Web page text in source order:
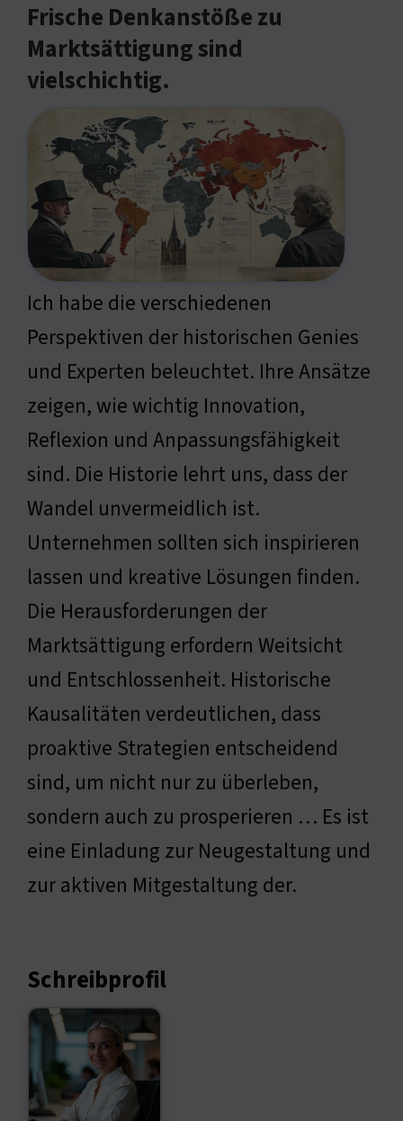
Frische Denkanstöße zu
Marktsättigung sind
vielschichtig.
Ich habe die verschiedenen
Perspektiven der historischen Genies
und Experten beleuchtet. Ihre Ansätze
zeigen, wie wichtig Innovation,
Reflexion und Anpassungsfähigkeit
sind. Die Historie lehrt uns, dass der
Wandel unvermeidlich ist.
Unternehmen sollten sich inspirieren
lassen und kreative Lösungen finden.
Die Herausforderungen der
Marktsättigung erfordern Weitsicht
und Entschlossenheit. Historische
Kausalitäten verdeutlichen, dass
proaktive Strategien entscheidend
sind, um nicht nur zu überleben,
sondern auch zu prosperieren … Es ist
eine Einladung zur Neugestaltung und
zur aktiven Mitgestaltung der.
Schreibprofil